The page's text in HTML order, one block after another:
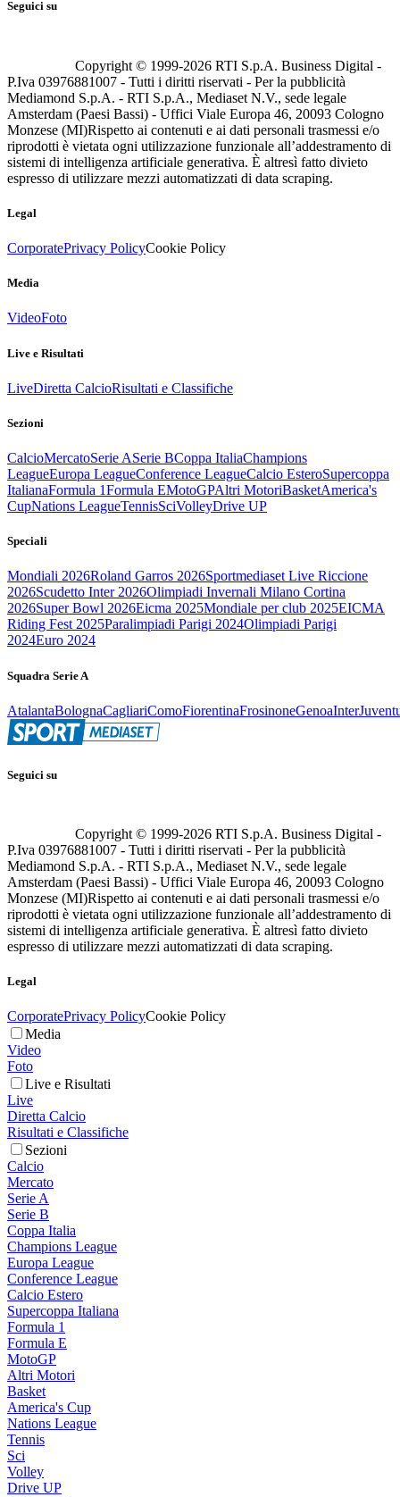
Seguici su
Copyright © 1999-2026 RTI S.p.A. Business Digital -
P.Iva 03976881007 - Tutti i diritti riservati - Per la pubblicità
Mediamond S.p.A. - RTI S.p.A., Mediaset N.V., sede legale
Amsterdam (Paesi Bassi) - Uffici Viale Europa 46, 20093 Cologno
Monzese (MI)Rispetto ai contenuti e ai dati personali trasmessi e/o
riprodotti è vietata ogni utilizzazione funzionale all’addestramento di
sistemi di intelligenza artificiale generativa. È altresì fatto divieto
espresso di utilizzare mezzi automatizzati di data scraping.
Legal
CorporatePrivacy PolicyCookie Policy
Media
VideoFoto
Live e Risultati
LiveDiretta CalcioRisultati e Classifiche
Sezioni
CalcioMercatoSerie ASerie BCoppa ItaliaChampions
LeagueEuropa LeagueConference LeagueCalcio EsteroSupercoppa
ItalianaFormula 1Formula EMotoGPAltri MotoriBasketAmerica's
CupNations LeagueTennisSciVolleyDrive UP
Speciali
Mondiali 2026Roland Garros 2026Sportmediaset Live Riccione
2026Scudetto Inter 2026Olimpiadi Invernali Milano Cortina
2026Super Bowl 2026Eicma 2025Mondiale per club 2025EICMA
Riding Fest 2025Paralimpiadi Parigi 2024Olimpiadi Parigi
2024Euro 2024
Squadra Serie A
AtalantaBolognaCagliariComoFiorentinaFrosinoneGenoaInter
Seguici su
Copyright © 1999-2026 RTI S.p.A. Business Digital -
P.Iva 03976881007 - Tutti i diritti riservati - Per la pubblicità
Mediamond S.p.A. - RTI S.p.A., Mediaset N.V., sede legale
Amsterdam (Paesi Bassi) - Uffici Viale Europa 46, 20093 Cologno
Monzese (MI)Rispetto ai contenuti e ai dati personali trasmessi e/o
riprodotti è vietata ogni utilizzazione funzionale all’addestramento di
sistemi di intelligenza artificiale generativa. È altresì fatto divieto
espresso di utilizzare mezzi automatizzati di data scraping.
Legal
CorporatePrivacy PolicyCookie Policy
Media
Video
Foto
Live e Risultati
Live
Diretta Calcio
Risultati e Classifiche
Sezioni
Calcio
Mercato
Serie A
Serie B
Coppa Italia
Champions League
Europa League
Conference League
Calcio Estero
Supercoppa Italiana
Formula 1
Formula E
MotoGP
Altri Motori
Basket
America's Cup
Nations League
Tennis
Sci
Volley
Drive UP